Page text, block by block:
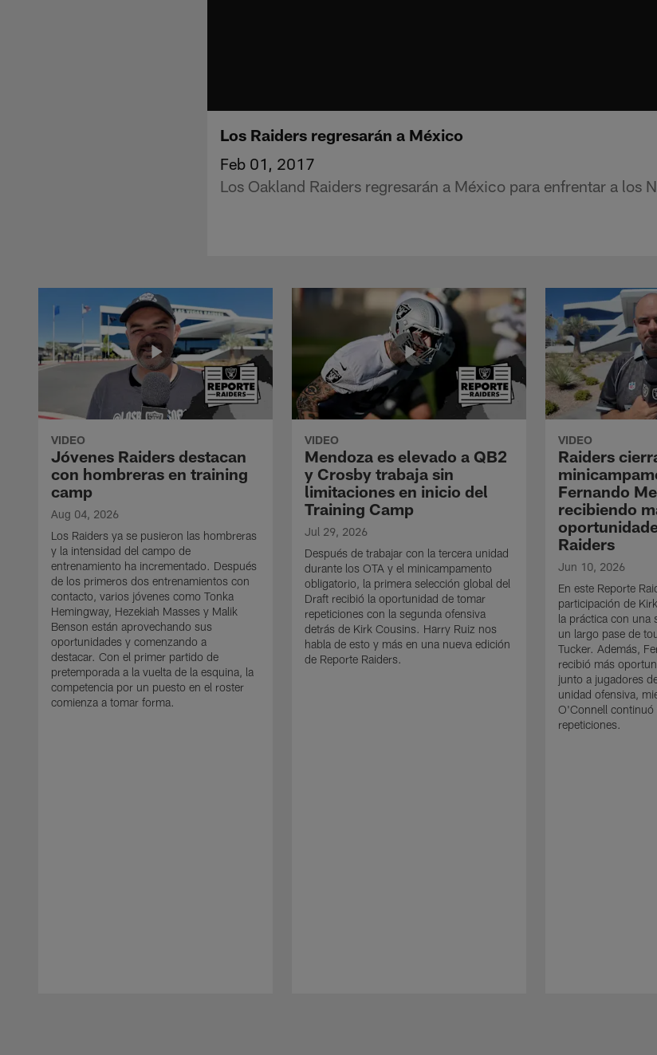
Los Raiders regresarán a México
Feb 01, 2017
Los Oakland Raiders regresarán a México para enfrentar a los
VIDEO
Jóvenes Raiders destacan
con hombreras en training
camp
Aug 04, 2026
Los Raiders ya se pusieron las hombreras
y la intensidad del campo de
entrenamiento ha incrementado. Después
de los primeros dos entrenamientos con
contacto, varios jóvenes como Tonka
Hemingway, Hezekiah Masses y Malik
Benson están aprovechando sus
oportunidades y comenzando a
destacar. Con el primer partido de
pretemporada a la vuelta de la esquina, la
competencia por un puesto en el roster
comienza a tomar forma.
VIDEO
Mendoza es elevado a QB2
y Crosby trabaja sin
limitaciones en inicio del
Training Camp
Jul 29, 2026
Después de trabajar con la tercera unidad
durante los OTA y el minicampamento
obligatorio, la primera selección global del
Draft recibió la oportunidad de tomar
repeticiones con la segunda ofensiva
detrás de Kirk Cousins. Harry Ruiz nos
habla de esto y más en una nueva edición
de Reporte Raiders.
VIDEO
Raiders
Fernando
recibiendo
Raiders
Jun 10, 2026
En este Reporte
participación de
la práctica con una
un largo pase de
Tucker. Además,
recibió más
junto a jugadores
unidad ofensiva,
O'Connell continuó
repeticiones.